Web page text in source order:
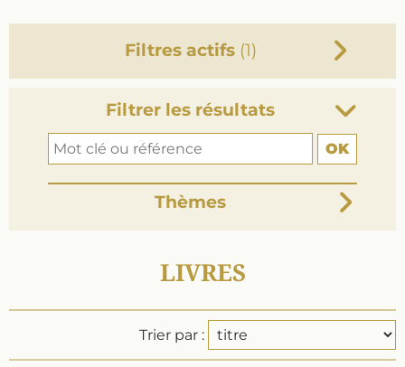
Filtres actifs (1)
Filtrer les résultats
OK
Thèmes
LIVRES
Trier par :